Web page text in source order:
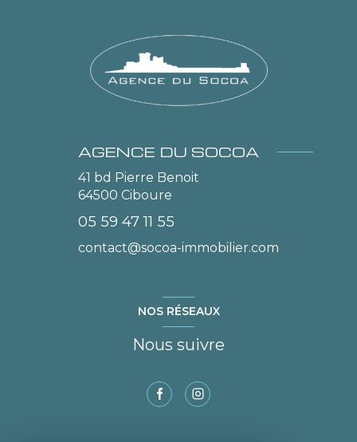
AGENCE DU SOCOA
41 bd Pierre Benoit
64500 Ciboure
05 59 47 11 55
contact@socoa-immobilier.com
NOS RÉSEAUX
Nous suivre